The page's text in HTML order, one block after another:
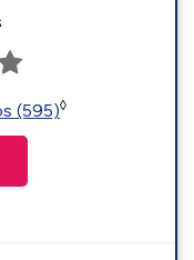
(595)◊